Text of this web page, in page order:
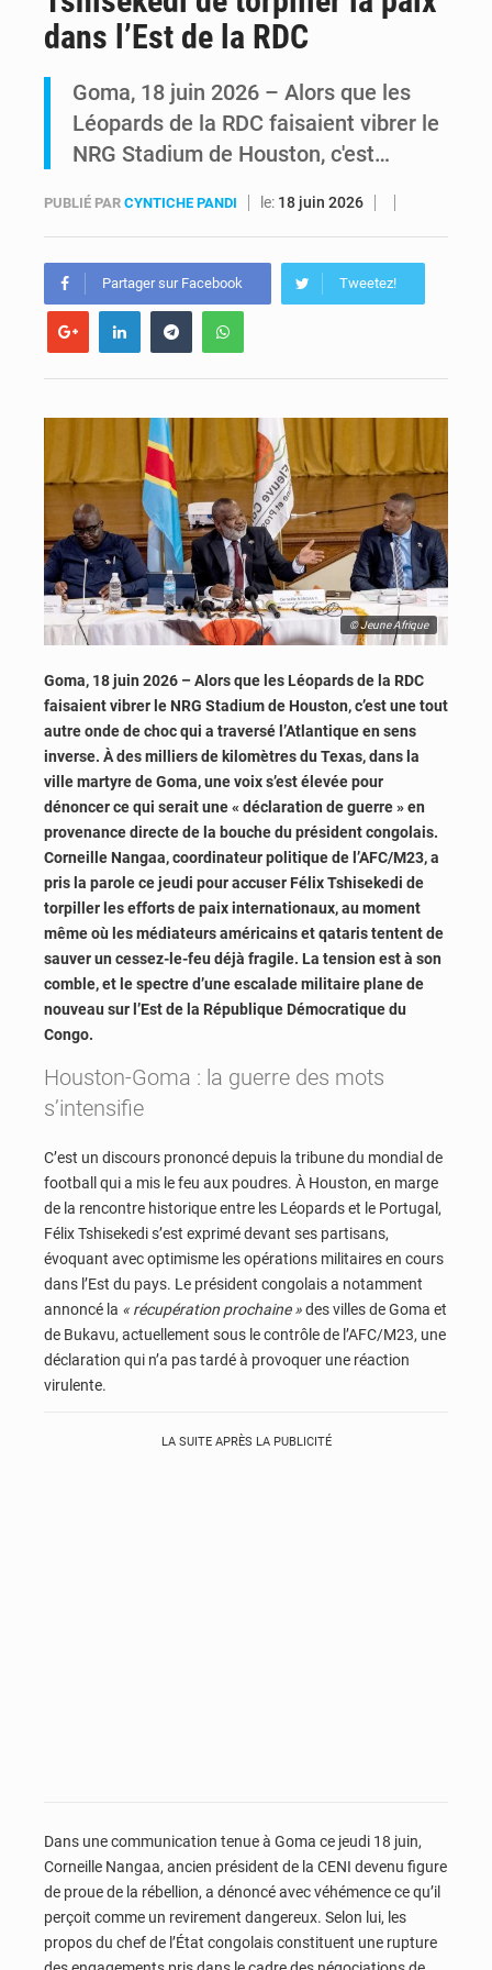
RDC : Raïssa Malu lance les préparatifs d’une Table ronde nationale sur l’éducation inclusive des enfants handicapés
dans l’Est de la RDC
Goma, 18 juin 2026 – Alors que les
Léopards de la RDC faisaient vibrer le
NRG Stadium de Houston, c'est…
PUBLIÉ PAR CYNTICHE PANDI le: 18 juin 2026
Partager sur Facebook Tweetez!
© Jeune Afrique
Goma, 18 juin 2026 – Alors que les Léopards de la RDC
faisaient vibrer le NRG Stadium de Houston, c’est une tout
autre onde de choc qui a traversé l’Atlantique en sens
inverse. À des milliers de kilomètres du Texas, dans la
ville martyre de Goma, une voix s’est élevée pour
dénoncer ce qui serait une « déclaration de guerre » en
provenance directe de la bouche du président congolais.
Corneille Nangaa, coordinateur politique de l’AFC/M23, a
pris la parole ce jeudi pour accuser Félix Tshisekedi de
torpiller les efforts de paix internationaux, au moment
même où les médiateurs américains et qataris tentent de
sauver un cessez-le-feu déjà fragile. La tension est à son
comble, et le spectre d’une escalade militaire plane de
nouveau sur l’Est de la République Démocratique du
Congo.
Houston-Goma : la guerre des mots
s’intensifie
C’est un discours prononcé depuis la tribune du mondial de
football qui a mis le feu aux poudres. À Houston, en marge
de la rencontre historique entre les Léopards et le Portugal,
Félix Tshisekedi s’est exprimé devant ses partisans,
évoquant avec optimisme les opérations militaires en cours
dans l’Est du pays. Le président congolais a notamment
annoncé la « récupération prochaine »des villes de Goma et
de Bukavu, actuellement sous le contrôle de l’AFC/M23, une
déclaration qui n’a pas tardé à provoquer une réaction
virulente.
LA SUITE APRÈS LA PUBLICITÉ
Dans une communication tenue à Goma ce jeudi 18 juin,
Corneille Nangaa, ancien président de la CENI devenu figure
de proue de la rébellion, a dénoncé avec véhémence ce qu’il
perçoit comme un revirement dangereux. Selon lui, les
propos du chef de l’État congolais constituent une rupture